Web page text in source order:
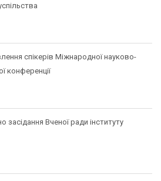
спікерів Міжнародної науково-
конференції
засідання Вченої ради інституту